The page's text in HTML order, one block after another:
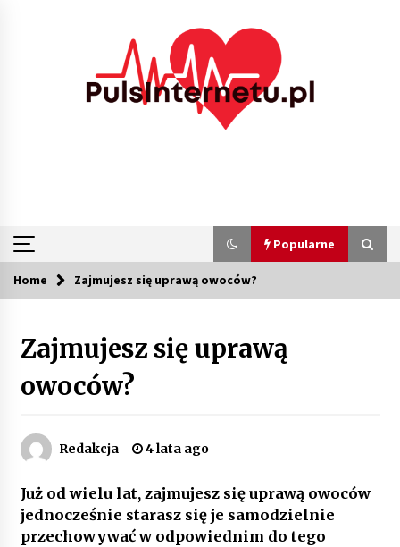
Popularne
Popularne
Kolejki i zadania w tle w laravel – jak
przyspieszyć aplikację
1 miesiąc ago
Psychologiczne korzyści z cyfryzacji kadr
4 miesiące ago
Customizacja wnętrza samochodu: Jak
zamontować radio 2DIN i uchwyty na kubki
dzięki drukowi 3D?
Home Zajmujesz się uprawą owoców?
Zajmujesz się uprawą
owoców?
Redakcja 4 lata ago
Już od wielu lat, zajmujesz się uprawą owoców
jednocześnie starasz się je samodzielnie
przechowywać w odpowiednim do tego